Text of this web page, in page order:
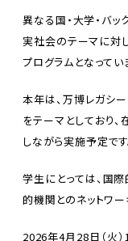
異なる国・大学・バ
実社会のテーマに対
プログラムとなってい
本年は、万博レガシ
をテーマとしており
しながら実施予定です
学生にとっては、国
的機関とのネットワー
2026年4月28日（火）